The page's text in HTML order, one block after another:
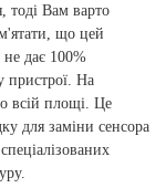
тоді Вам варто
що цей
не дає 100%
пристрої. На
всій площі. Це
для заміни сенсора